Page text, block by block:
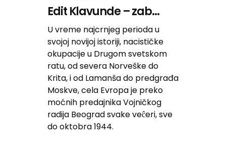
Edit Klavunde – zab...
U vreme najcrnjeg perioda u
svojoj novijoj istoriji, nacističke
okupacije u Drugom svetskom
ratu, od severa Norveške do
Krita, i od Lamanša do predgrađa
Moskve, cela Evropa je preko
moćnih predajnika Vojničkog
radija Beograd svake veĉeri, sve
do oktobra 1944.